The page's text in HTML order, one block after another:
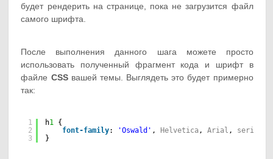
будет рендерить на странице, пока не загрузится файл
самого шрифта.
После выполнения данного шага можете просто
использовать полученный фрагмент кода и шрифт в
файле CSSвашей темы. Выглядеть это будет примерно
так:
1
2
3
h1
{
font-family: 'Oswald' , Helvetica , Arial , serif
}